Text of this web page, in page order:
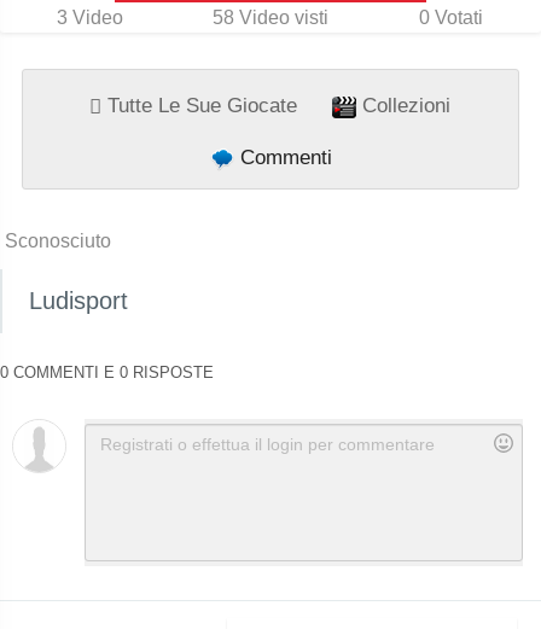
3 Video 58 Video visti 0 Votati
Tutte Le Sue Giocate Collezioni
Commenti
Sconosciuto
Ludisport
0 COMMENTI E 0 RISPOSTE